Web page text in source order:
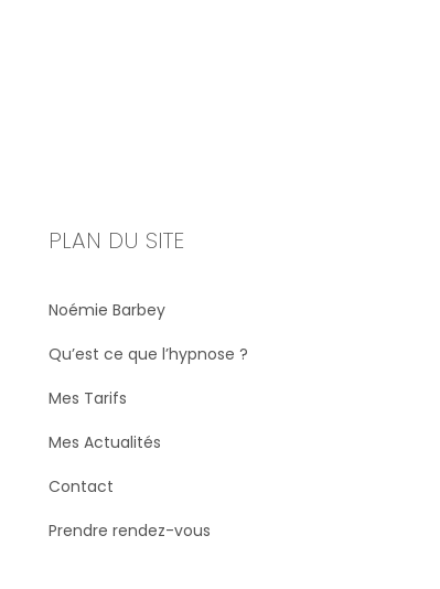
PLAN DU SITE
Noémie Barbey
Qu’est ce que l’hypnose ?
Mes Tarifs
Mes Actualités
Contact
Prendre rendez-vous